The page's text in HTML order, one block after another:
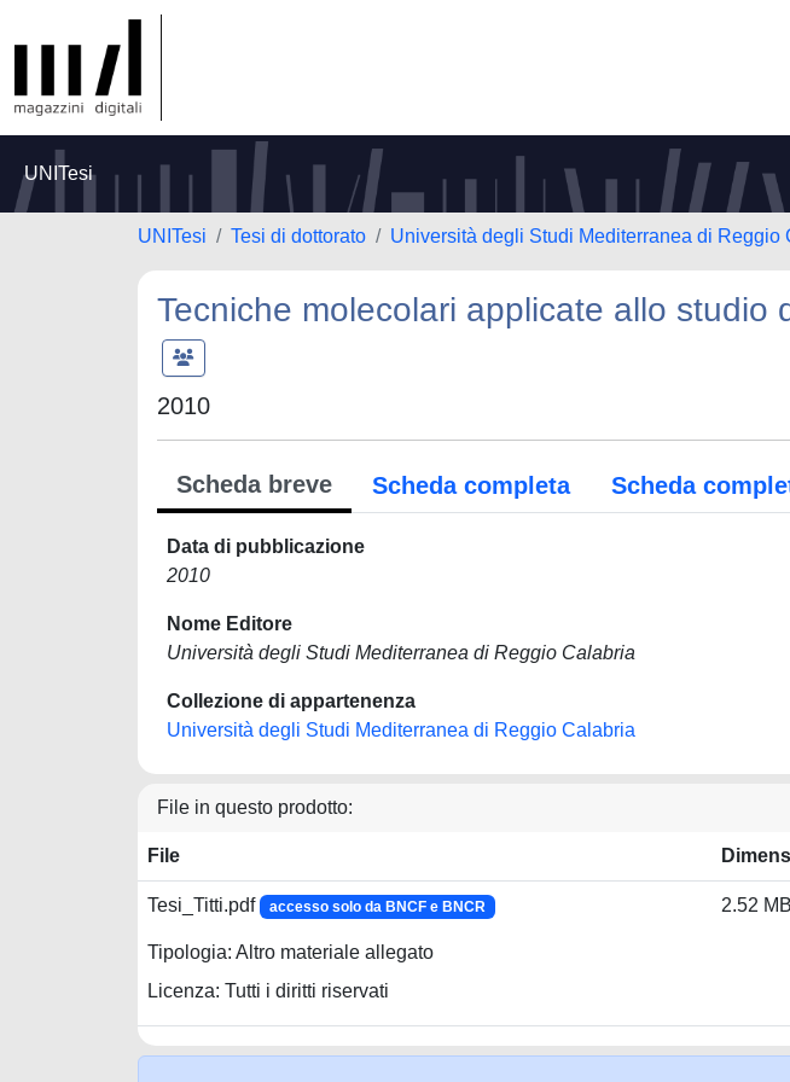
UNITesi
UNITesi Tesi di dottorato Università degli Studi Mediterranea di Reggio
Tecniche molecolari applicate allo studio
2010
Scheda breve Scheda completa Scheda
Data di pubblicazione
2010
Nome Editore
Università degli Studi Mediterranea di Reggio Calabria
Collezione di appartenenza
Università degli Studi Mediterranea di Reggio Calabria
File in questo prodotto:
File
Tesi_Titti.pdf accesso solo da BNCF e BNCR
Tipologia: Altro materiale allegato
Licenza: Tutti i diritti riservati
2.52 MB